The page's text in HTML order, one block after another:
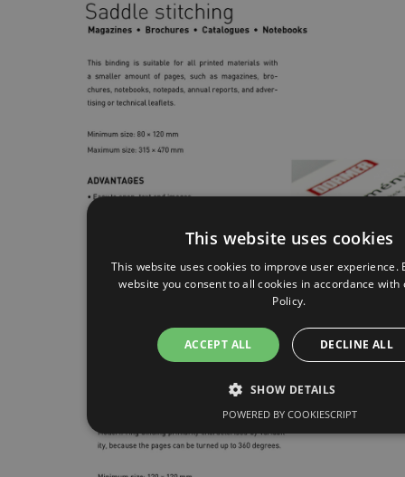
This website uses cookies
This website uses cookies to improve user experience.
website you consent to all cookies in accordance with
Policy.
ACCEPT ALL DECLINE ALL
SHOW DETAILS
POWERED BY COOKIESCRIPT